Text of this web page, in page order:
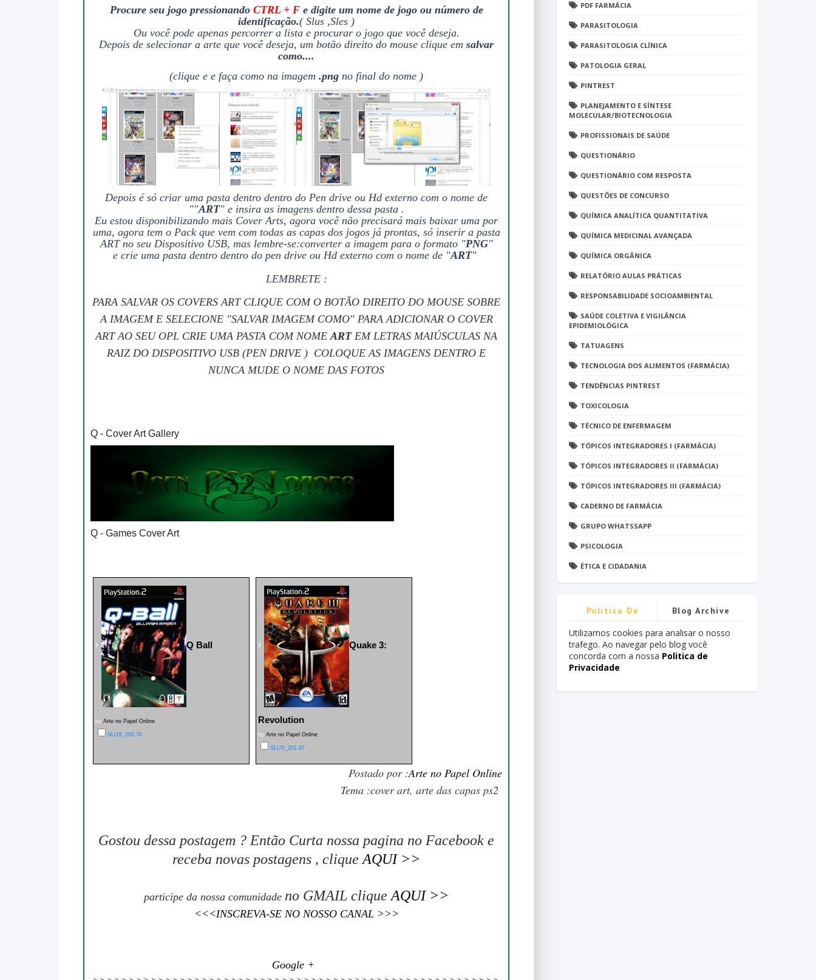
Procure seu jogo pressionando CTRL + Fe digite um nome de jogo ou número de
identificação.( Slus ,Sles )
Ou você pode apenas percorrer a lista e procurar o jogo que você deseja.
Depois de selecionar a arte que você deseja, um botão direito do mouse clique em salvar
como....
(clique e e faça como na imagem .png no final do nome )
Depois é só criar uma pasta dentro dentro do Pen drive ou Hd externo com o nome de
""ART" e insira as imagens dentro dessa pasta .
Eu estou disponibilizando mais Cover Arts, agora você não precisará mais baixar uma por
uma, agora tem o Pack que vem com todas as capas dos jogos já prontas, só inserir a pasta
ART no seu Dispositivo USB, mas lembre-se:converter a imagem para o formato "PNG"
e crie uma pasta dentro dentro do pen drive ou Hd externo com o nome de "ART"
LEMBRETE :
PARA SALVAR OS COVERS ART CLIQUE COM O BOTÃO DIREITO DO MOUSE SOBRE
A IMAGEM E SELECIONE "SALVAR IMAGEM COMO" PARA ADICIONAR O COVER
ART AO SEU OPL CRIE UMA PASTA COM NOMEARTEM LETRAS MAIÚSCULAS NA
RAIZ DO DISPOSITIVO USB (PEN DRIVE ) COLOQUE AS IMAGENS DENTRO E
NUNCA MUDE O NOME DAS FOTOS
Q - Cover Art Gallery
Q - Games Cover Art
Q Ball
by Arte no Papel Online
SLUS_200.70
Quake 3:
Revolution
by Arte no Papel Online
SLUS_201.67
Postado por :Arte no Papel Online
Tema :cover art, arte das capas ps2
Gostou dessa postagem ? Então Curta nossa pagina no Facebook e
receba novas postagens , clique AQUI >>
participe da nossa comunidade no GMAIL clique AQUI >>
<<<INSCREVA-SE NO NOSSO CANAL >>>
Google +
PDF FARMÁCIA
PARASITOLOGIA
PARASITOLOGIA CLÍNICA
PATOLOGIA GERAL
PINTREST
PLANEJAMENTO E SÍNTESE
MOLECULAR/BIOTECNOLOGIA
PROFISSIONAIS DE SAÚDE
QUESTIONÁRIO
QUESTIONÁRIO COM RESPOSTA
QUESTÕES DE CONCURSO
QUÍMICA ANALÍTICA QUANTITATIVA
QUÍMICA MEDICINAL AVANÇADA
QUÍMICA ORGÂNICA
RELATÓRIO AULAS PRÁTICAS
RESPONSABILIDADE SOCIOAMBIENTAL
SAÚDE COLETIVA E VIGILÂNCIA
EPIDEMIOLÓGICA
TATUAGENS
TECNOLOGIA DOS ALIMENTOS (FARMÁCIA)
TENDÊNCIAS PINTREST
TOXICOLOGIA
TÉCNICO DE ENFERMAGEM
TÓPICOS INTEGRADORES I (FARMÁCIA)
TÓPICOS INTEGRADORES II (FARMÁCIA)
TÓPICOS INTEGRADORES III (FARMÁCIA)
CADERNO DE FARMÁCIA
GRUPO WHATSSAPP
PSICOLOGIA
ÉTICA E CIDADANIA
Politica De
Privacidade
Blog Archive
Utilizamos cookies para analisar o nosso
trafego. Ao navegar pelo blog você
concorda com a nossa Politica de
Privacidade